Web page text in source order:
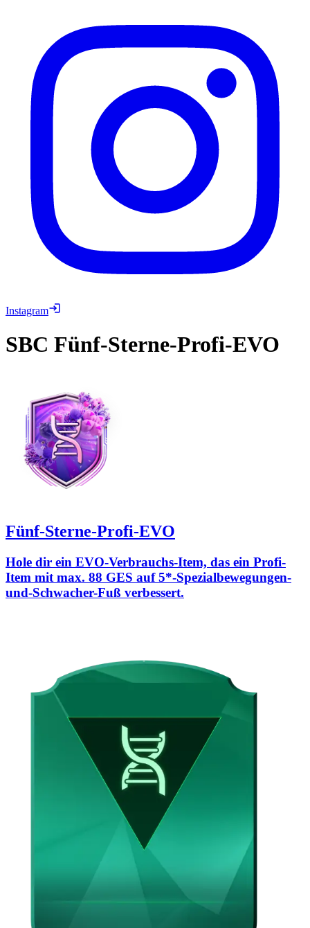
Instagram
SBC Fünf-Sterne-Profi-EVO
Fünf-Sterne-Profi-EVO
Hole dir ein EVO-Verbrauchs-Item, das ein Profi-
Item mit max. 88 GES auf 5*-Spezialbewegungen-
und-Schwacher-Fuß verbessert.